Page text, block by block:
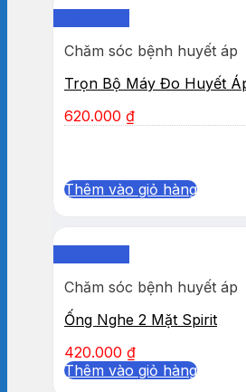
Chăm sóc bệnh huyết áp
Trọn Bộ Máy Đo Huyết
620.000 ₫
Thêm vào giỏ hàng
Chăm sóc bệnh huyết áp
Ống Nghe 2 Mặt Spirit
420.000 ₫
Thêm vào giỏ hàng